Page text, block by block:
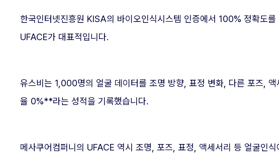
한국인터넷진흥원 KISA의 바이오인식시스템 인증에서 100% 정확도
UFACE가 대표적입니다.
유스비는 1,000명의 얼굴 데이터를 조명 방향, 표정 변화, 다른 포즈,
율 0%**라는 성적을 기록했습니다.
메사쿠어컴퍼니의 UFACE 역시 조명, 포즈, 표정, 액세서리 등 얼굴인